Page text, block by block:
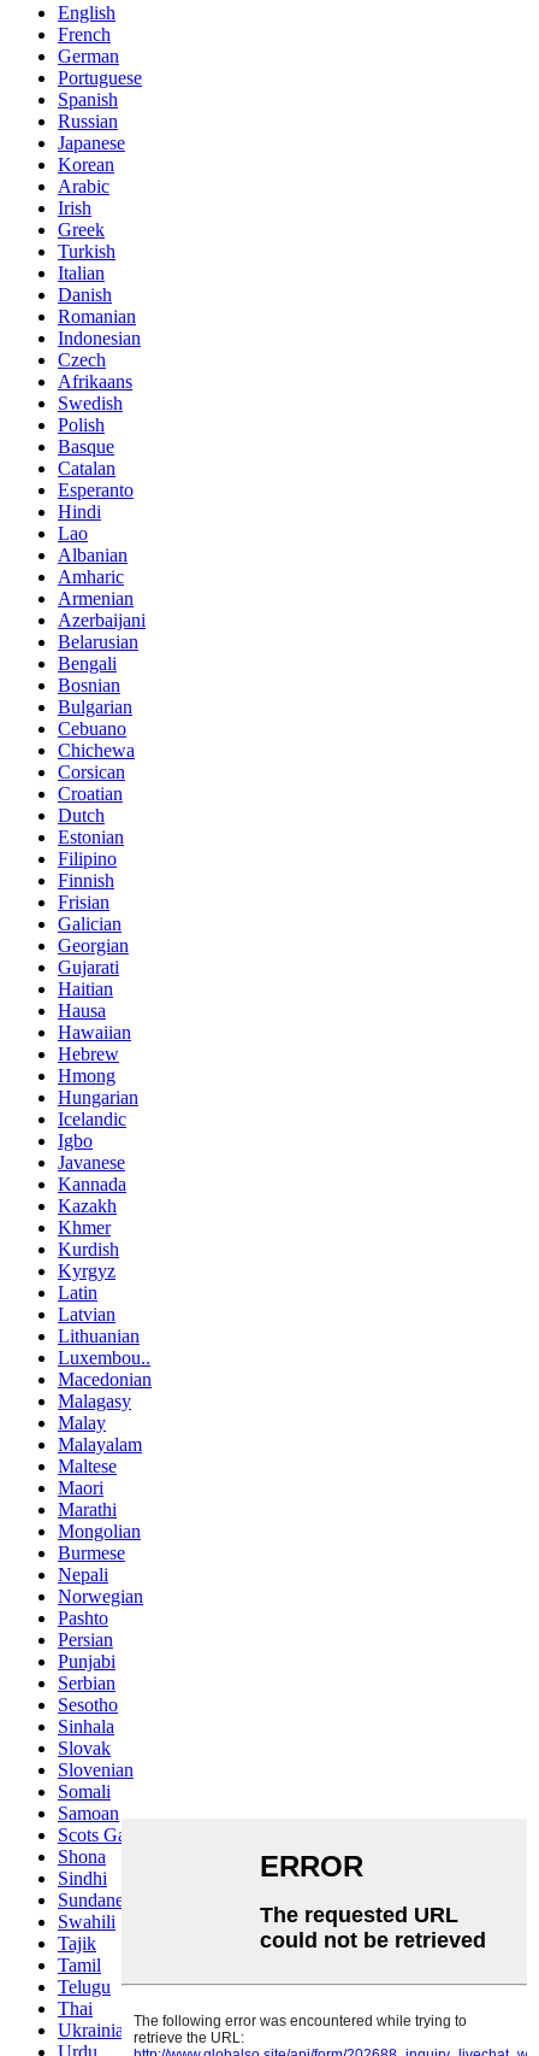
English
French
German
Portuguese
Spanish
Russian
Japanese
Korean
Arabic
Irish
Greek
Turkish
Italian
Danish
Romanian
Indonesian
Czech
Afrikaans
Swedish
Polish
Basque
Catalan
Esperanto
Hindi
Lao
Albanian
Amharic
Armenian
Azerbaijani
Belarusian
Bengali
Bosnian
Bulgarian
Cebuano
Chichewa
Corsican
Croatian
Dutch
Estonian
Filipino
Finnish
Frisian
Galician
Georgian
Gujarati
Haitian
Hausa
Hawaiian
Hebrew
Hmong
Hungarian
Icelandic
Igbo
Javanese
Kannada
Kazakh
Khmer
Kurdish
Kyrgyz
Latin
Latvian
Lithuanian
Luxembou..
Macedonian
Malagasy
Malay
Malayalam
Maltese
Maori
Marathi
Mongolian
Burmese
Nepali
Norwegian
Pashto
Persian
Punjabi
Serbian
Sesotho
Sinhala
Slovak
Slovenian
Somali
Samoan
Scots Gaelic
Shona
Sindhi
Sundanese
Swahili
Tajik
Tamil
Telugu
Thai
Ukrainian
Urdu